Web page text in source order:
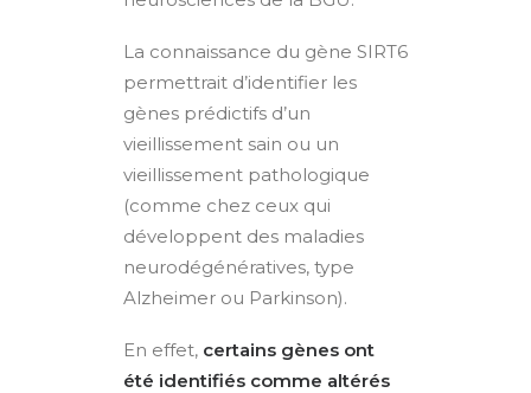
La connaissance du gène SIRT6
permettrait d’identifier les
gènes prédictifs d’un
vieillissement sain ou un
vieillissement pathologique
(comme chez ceux qui
développent des maladies
neurodégénératives, type
Alzheimer ou Parkinson).
En effet,certains gènes ont
été identifiés comme altérés